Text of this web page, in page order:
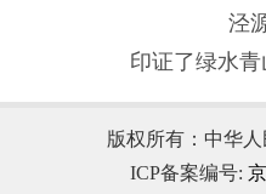
泾
印证了绿水
版权所有：中华
ICP备案编号: